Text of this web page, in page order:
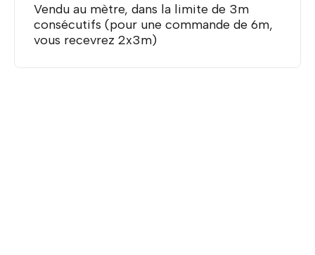
Vendu au mètre, dans la limite de 3m
consécutifs (pour une commande de 6m,
vous recevrez 2x3m)